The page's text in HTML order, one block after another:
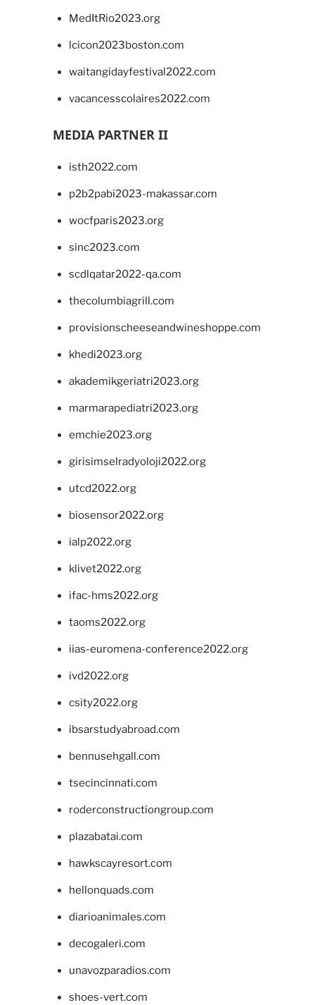
MedItRio2023.org
lcicon2023boston.com
waitangidayfestival2022.com
vacancesscolaires2022.com
MEDIA PARTNER II
isth2022.com
p2b2pabi2023-makassar.com
wocfparis2023.org
sinc2023.com
scdlqatar2022-qa.com
thecolumbiagrill.com
provisionscheeseandwineshoppe.com
khedi2023.org
akademikgeriatri2023.org
marmarapediatri2023.org
emchie2023.org
girisimselradyoloji2022.org
utcd2022.org
biosensor2022.org
ialp2022.org
klivet2022.org
ifac-hms2022.org
taoms2022.org
iias-euromena-conference2022.org
ivd2022.org
csity2022.org
ibsarstudyabroad.com
bennusehgall.com
tsecincinnati.com
roderconstructiongroup.com
plazabatai.com
hawkscayresort.com
hellonquads.com
diarioanimales.com
decogaleri.com
unavozparadios.com
shoes-vert.com